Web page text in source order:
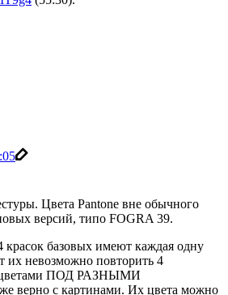
Цвета Pantone вне обычного
версий, типо FOGRA 39.
красок базовых имеют каждая одну
их невозможно повторить 4
цветами ПОД РАЗНЫМИ
верно с картинами. Их цвета можно